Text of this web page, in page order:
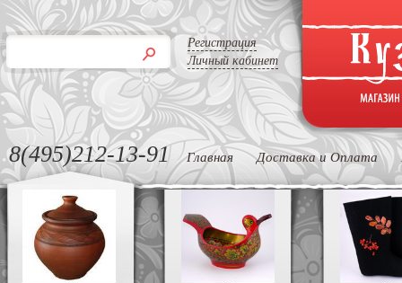
Регистрация
Личный кабинет
8(495)212-13-91 Главная Доставка и Оплата